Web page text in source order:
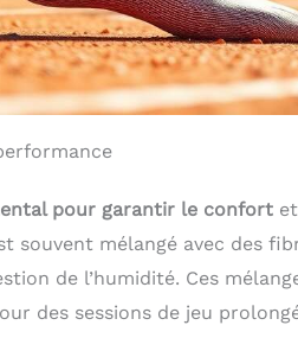
pour garantir le confort
souvent mélangé avec des
de l’humidité. Ces
des sessions de jeu